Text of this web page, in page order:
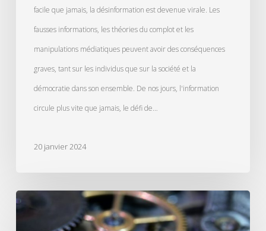
facile que jamais, la désinformation est devenue virale. Les
fausses informations, les théories du complot et les
manipulations médiatiques peuvent avoir des conséquences
graves, tant sur les individus que sur la société et la
démocratie dans son ensemble. De nos jours, l'information
circule plus vite que jamais, le défi de…
20 janvier 2024
L’agilité